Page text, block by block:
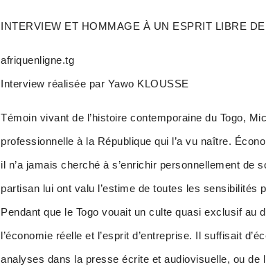
INTERVIEW ET HOMMAGE À UN ESPRIT LIBRE
afriquenligne.tg
Interview réalisée par Yawo KLOUSSE
Témoin vivant de l’histoire contemporaine du Togo,
professionnelle à la République qui l’a vu naître.
il n’a jamais cherché à s’enrichir personnellement de
partisan lui ont valu l’estime de toutes les sensibilités
Pendant que le Togo vouait un culte quasi exclusif au
l’économie réelle et l’esprit d’entreprise. Il suffisait
analyses dans la presse écrite et audiovisuelle, ou